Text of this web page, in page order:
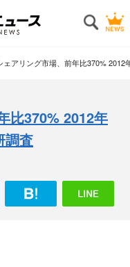
ェアリング市場、前年比370%
比370% 2012年
調査